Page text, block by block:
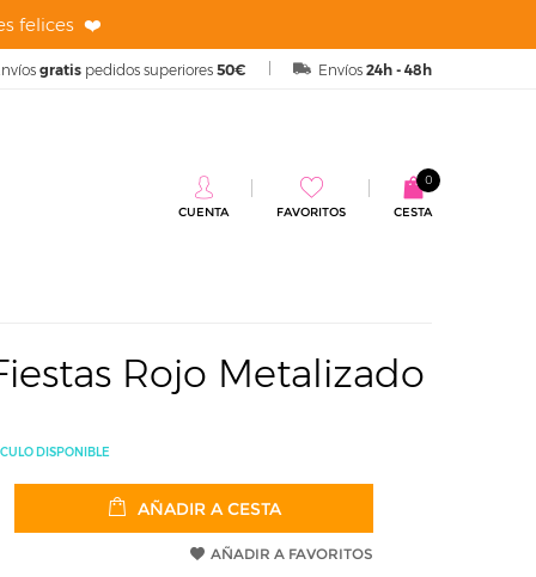
felices ❤️
Envíos 24h - 48h
gratis pedidos superiores 50€
CESTA
0
CUENTA FAVORITOS
Rojo Metalizado
DISPONIBLE
AÑADIR A CESTA
AÑADIR A FAVORITOS